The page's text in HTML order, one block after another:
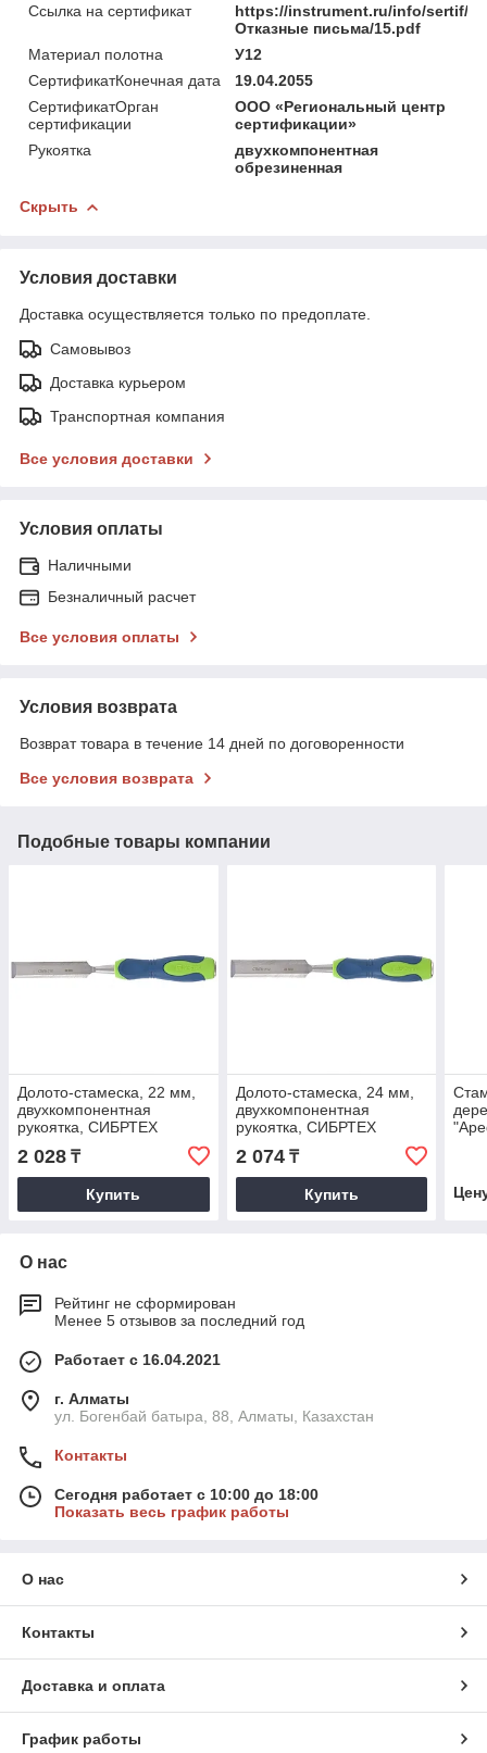
Ссылка на сертификат
https://instrument.ru/info/sertif/
Отказные письма/15.pdf
Материал полотна
У12
СертификатКонечная дата
19.04.2055
СертификатОрган
сертификации
ООО «Региональный центр
сертификации»
Рукоятка
двухкомпонентная
обрезиненная
Скрыть
Условия доставки
Доставка осуществляется только по предоплате.
Самовывоз
Доставка курьером
Транспортная компания
Все условия доставки
Условия оплаты
Наличными
Безналичный расчет
Все условия оплаты
Условия возврата
Возврат товара в течение 14 дней по договоренности
Все условия возврата
Подобные товары компании
Долото-стамеска, 22 мм,
двухкомпонентная
рукоятка, СИБРТЕХ
2 028 ₸
Купить
Долото-стамеска, 24 мм,
двухкомпонентная
рукоятка, СИБРТЕХ
2 074₸
Купить
О нас
Рейтинг не сформирован
Менее 5 отзывов за последний год
Работает с 16.04.2021
г. Алматы
ул. Богенбай батыра, 88, Алматы, Казахстан
Контакты
Сегодня работает с 10:00 до 18:00
Показать весь график работы
О нас
Контакты
Доставка и оплата
График работы